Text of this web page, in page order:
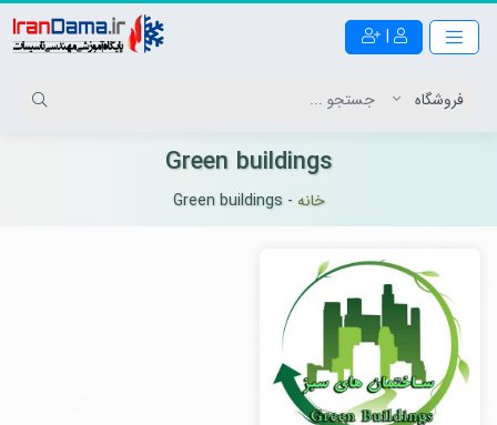
|
Green buildings
خانه -
Green buildings